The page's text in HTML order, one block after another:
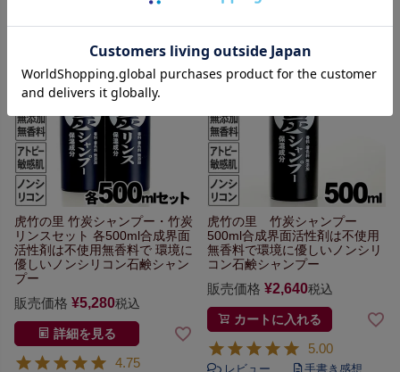
虎竹の里 竹炭シャンプー・竹炭
リンスセット 各500ml合成界面
活性剤は不使用無香料で 環境に
優しいノンシリコン石鹸シャン
プー
販売価格 ¥5,280税込
詳細を見る
4.75
虎竹の里 竹炭シャンプー
500ml合成界面活性剤は不使用
無香料で環境に優しい ノンシリ
コン石鹸シャンプー
販売価格 ¥2,640税込
カートに入れる
5.00